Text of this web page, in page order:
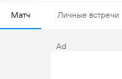
Матч Личные встречи
Ad